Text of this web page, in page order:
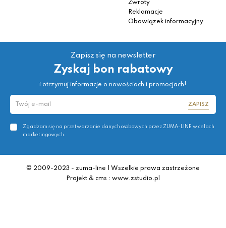
Zwroty
Reklamacje
Obowiązek informacyjny
Zapisz się na newsletter
Zyskaj bon rabatowy
i otrzymuj informacje o nowościach i promocjach!
ZAPISZ
Zgadzam się na przetwarzanie danych osobowych przez ZUMA-LINE w celach
marketingowych.
© 2009-2023 - zuma-line | Wszelkie prawa zastrzeżone
Projekt & cms : www.zstudio.pl